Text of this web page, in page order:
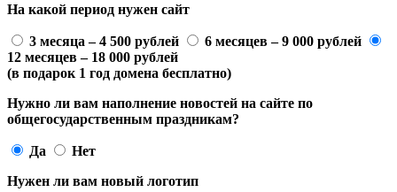
На какой период нужен сайт
3 месяца – 4 500 рублей
6 месяцев – 9 000 рублей
12 месяцев – 18 000 рублей
(в подарок 1 год домена бесплатно)
Нужно ли вам наполнение новостей на сайте по
общегосударственным праздникам?
Да
Нет
Нужен ли вам новый логотип